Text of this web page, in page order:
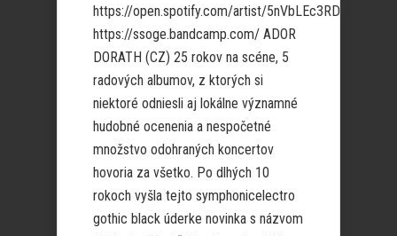
https://open.spotify.com/artist/
https://ssoge.bandcamp.com/ ADOR
DORATH (CZ) 25 rokov na scéne, 5
radových albumov, z ktorých si
niektoré odniesli aj lokálne významné
hudobné ocenenia a nespočetné
množstvo odohraných koncertov
hovoria za všetko. Po dlhých 10
rokoch vyšla tejto symphonicelectro
gothic black úderke novinka s názvom